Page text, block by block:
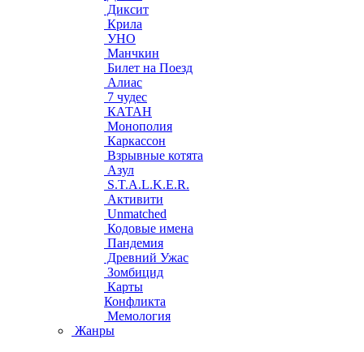
Диксит
Крила
УНО
Манчкин
Билет на Поезд
Алиас
7 чудес
КАТАН
Монополия
Каркассон
Взрывные котята
Азул
S.T.A.L.K.E.R.
Активити
Unmatched
Кодовые имена
Пандемия
Древний Ужас
Зомбицид
Карты
Конфликта
Мемология
Жанры